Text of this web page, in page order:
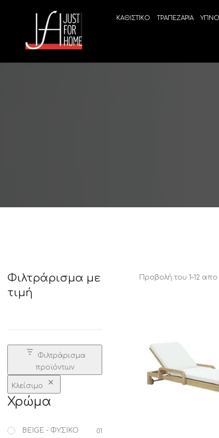
ΚΑΘΙΣΤΙΚΟ ΤΡΑΠΕΖΑΡΙΑ
Ανωστρωματα
Ορθοπεδικα
Ανατομικα
Προβολή του 1–12
Φιλτράρισμα με
τιμή
Φιλτράρισμα
προϊόντων
Κλείσιμο
Χρώμα
BEIGE - ΦΥΣΙΚΟ 01